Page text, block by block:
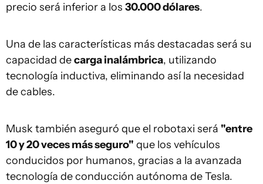
precio será inferior a los 30.000 dólares.
Una de las características más destacadas será su
capacidad decarga inalámbrica, utilizando
tecnología inductiva, eliminando así la necesidad
de cables.
Musk también aseguró que el robotaxi será "entre
10 y 20 veces más seguro" que los vehículos
conducidos por humanos, gracias a la avanzada
tecnología de conducción autónoma de Tesla.